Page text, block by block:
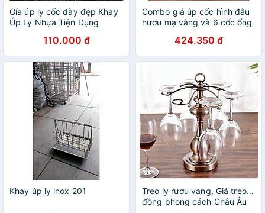
Gía úp ly cốc dày đẹp Khay
Úp Ly Nhựa Tiện Dụng
110.000 đ
Combo giá úp cốc hình đâu
hươu mạ vàng và 6 cốc ống
424.350 đ
Khay úp ly inox 201
Treo ly rượu vang, Giá treo ly
đồng phong cách Châu Âu